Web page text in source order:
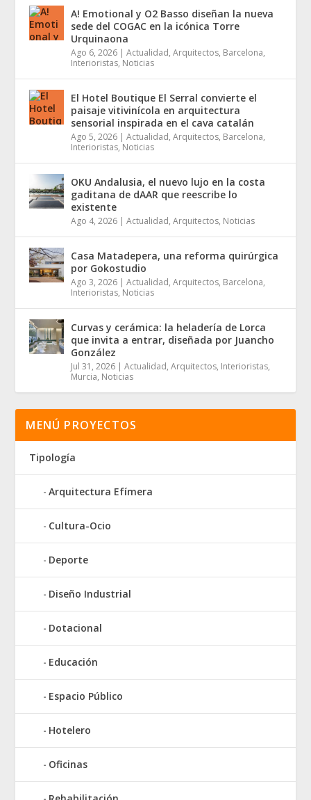
A! Emotional y O2 Basso diseñan la nueva
sede del COGAC en la icónica Torre
Urquinaona
Ago 6, 2026 |Actualidad,Arquitectos, Barcelona,
Interioristas, Noticias
El Hotel Boutique El Serral convierte el
paisaje vitivinícola en arquitectura
sensorial inspirada en el cava catalán
Ago 5, 2026 |Actualidad,Arquitectos, Barcelona,
Interioristas, Noticias
OKU Andalusia, el nuevo lujo en la costa
gaditana de dAAR que reescribe lo
existente
Ago 4, 2026 |Actualidad,Arquitectos, Noticias
Casa Matadepera, una reforma quirúrgica
por Gokostudio
Ago 3, 2026 |Actualidad,Arquitectos, Barcelona,
Interioristas, Noticias
Curvas y cerámica: la heladería de Lorca
que invita a entrar, diseñada por Juancho
González
Jul 31, 2026 |Actualidad,Arquitectos, Interioristas,
Murcia, Noticias
MENÚ PROYECTOS
Tipología
Arquitectura Efímera
Cultura-Ocio
Deporte
Diseño Industrial
Dotacional
Educación
Espacio Público
Hotelero
Oficinas